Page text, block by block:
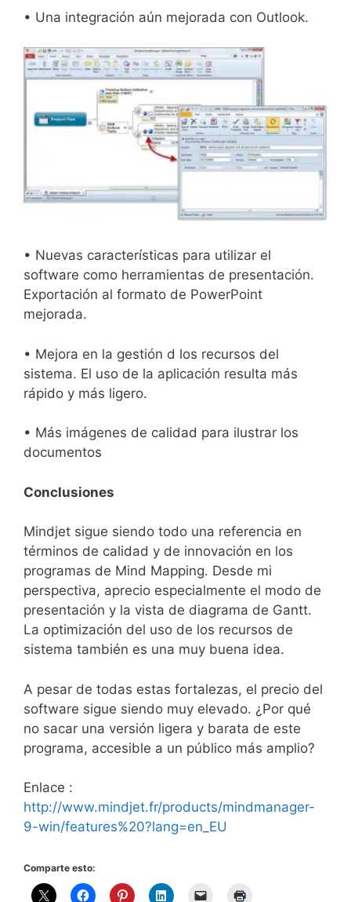
• Una integración aún mejorada con Outlook.
• Nuevas características para utilizar el
software como herramientas de presentación.
Exportación al formato de PowerPoint
mejorada.
• Mejora en la gestión d los recursos del
sistema. El uso de la aplicación resulta más
rápido y más ligero.
• Más imágenes de calidad para ilustrar los
documentos
Conclusiones
Mindjet sigue siendo todo una referencia en
términos de calidad y de innovación en los
programas de Mind Mapping. Desde mi
perspectiva, aprecio especialmente el modo de
presentación y la vista de diagrama de Gantt.
La optimización del uso de los recursos de
sistema también es una muy buena idea.
A pesar de todas estas fortalezas, el precio del
software sigue siendo muy elevado. ¿Por qué
no sacar una versión ligera y barata de este
programa, accesible a un público más amplio?
Enlace :
http://www.mindjet.fr/products/mindmanager-
9-win/features%20?lang=en_EU
Comparte esto: